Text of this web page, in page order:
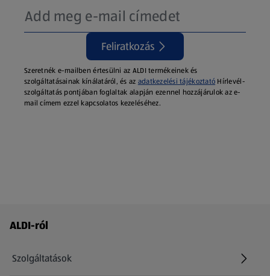
Feliratkozás
Szeretnék e-mailben értesülni az ALDI termékeinek és
szolgáltatásainak kínálatáról, és az adatkezelési tájékoztató Hírlevél-
szolgáltatás pontjában foglaltak alapján ezennel hozzájárulok az e-
mail címem ezzel kapcsolatos kezeléséhez.
Láblécmenü - további linkek
ALDI-ról
Szolgáltatások